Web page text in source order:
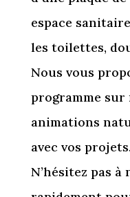
espace
les toilettes,
Nous vous
programme sur
animations
avec vos projets.
N’hésitez pas